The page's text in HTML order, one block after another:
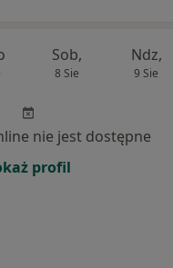
Sob,
8 Sie
Ndz,
9 Sie
nie jest dostępne
profil